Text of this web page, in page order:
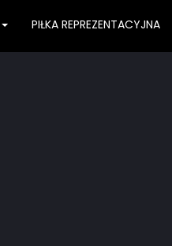
PIŁKA REPREZENTACYJNA